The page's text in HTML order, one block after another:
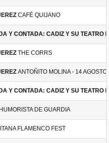
CAFÉ QUIJANO
Y CONTADA: CADIZ Y SU TEATRO
THE CORRS
ANTOÑITO MOLINA - 14 AGOSTO
Y CONTADA: CADIZ Y SU TEATRO
HUMORISTA DE GUARDIA
FLAMENCO FEST